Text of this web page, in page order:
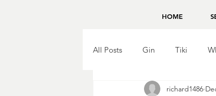
HOME
All Posts Gin Tiki
Bing Zhou
richard1486